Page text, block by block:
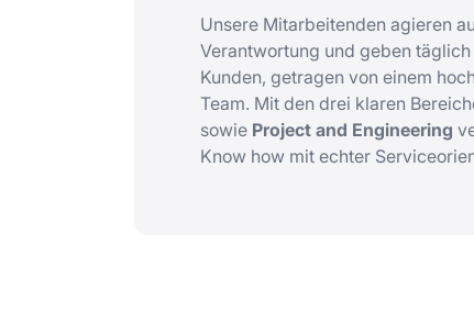
Unsere Mitarbeitenden agieren
Verantwortung und geben
Kunden, getragen von einem
Team. Mit den drei klaren
sowie Project and Engineering
Know how mit echter